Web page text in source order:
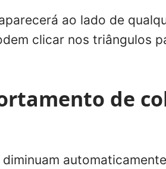
ao lado de
clicar nos triângulos
de